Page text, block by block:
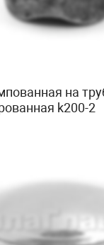
на
k200-2